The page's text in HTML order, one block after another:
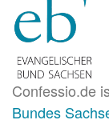
Confessio.de
Bundes